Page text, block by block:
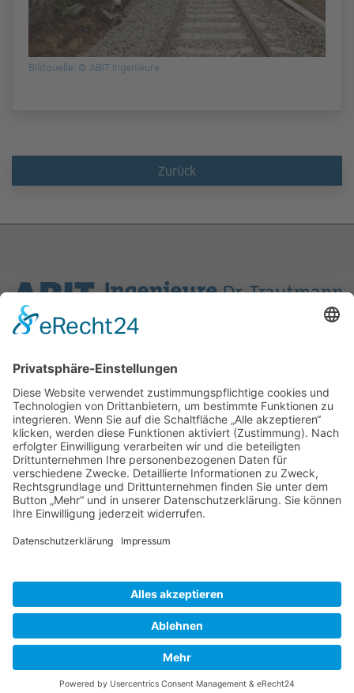
Bildquelle: © ABIT Ingenieure
Zurück
Marlene-Dietrich-Allee 14A
+49 331 231 832 00
info@abit-ingenieure.de
LinkedIn
mehr Informationen
© 2026 ABIT Ingenieure Dr. Trautmann GmbH
Impressum|Datenschutz|Cookie-Einstellungen